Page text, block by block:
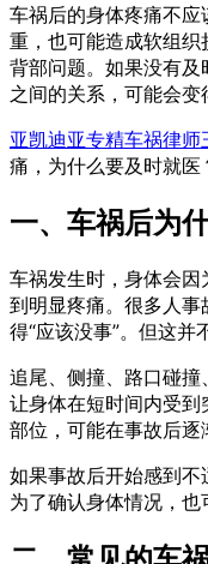
车祸后的身体疼痛不
重，也可能造成软组
背部问题。如果没有
之间的关系，可能会变
亚凯迪亚专精车祸律师
痛，为什么要及时就医
一、车祸后为
车祸发生时，身体会
到明显疼痛。很多人
得“应该没事”。但这并
追尾、侧撞、路口碰
让身体在短时间内受
部位，可能在事故后逐
如果事故后开始感到
为了确认身体情况，也